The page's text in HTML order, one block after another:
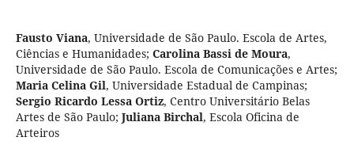
Fausto Viana, Universidade de São Paulo. Escola de Artes,
Ciências e Humanidades; Carolina Bassi de Moura,
Universidade de São Paulo. Escola de Comunicações e Artes;
Maria Celina Gil, Universidade Estadual de Campinas;
Sergio Ricardo Lessa Ortiz, Centro Universitário Belas
Artes de São Paulo; Juliana Birchal, Escola Oficina de
Arteiros